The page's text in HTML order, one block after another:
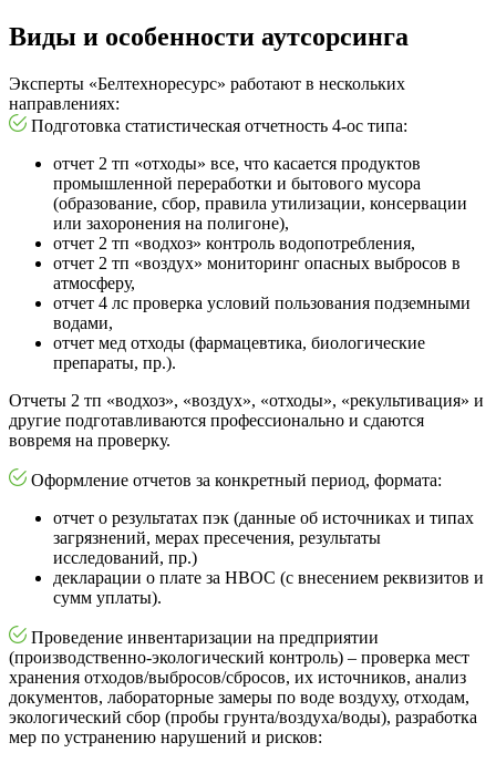
Виды и особенности аутсорсинга
Эксперты «Белтехноресурс» работают в нескольких
направлениях:
Подготовка статистическая отчетность 4-ос типа:
отчет 2 тп «отходы» все, что касается продуктов
промышленной переработки и бытового мусора
(образование, сбор, правила утилизации, консервации
или захоронения на полигоне),
отчет 2 тп «водхоз» контроль водопотребления,
отчет 2 тп «воздух» мониторинг опасных выбросов в
атмосферу,
отчет 4 лс проверка условий пользования подземными
водами,
отчет мед отходы (фармацевтика, биологические
препараты, пр.).
Отчеты 2 тп «водхоз», «воздух», «отходы», «рекультивация» и
другие подготавливаются профессионально и сдаются
вовремя на проверку.
Оформление отчетов за конкретный период, формата:
отчет о результатах пэк (данные об источниках и типах
загрязнений, мерах пресечения, результаты
исследований, пр.)
декларации о плате за НВОС (с внесением реквизитов и
сумм уплаты).
Проведение инвентаризации на предприятии
(производственно-экологический контроль) – проверка мест
хранения отходов/выбросов/сбросов, их источников, анализ
документов, лабораторные замеры по воде воздуху, отходам,
экологический сбор (пробы грунта/воздуха/воды), разработка
мер по устранению нарушений и рисков: